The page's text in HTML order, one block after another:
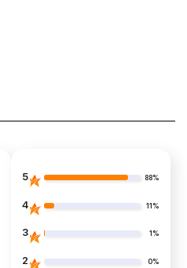
5 88%
4 11%
3 1%
2 0%